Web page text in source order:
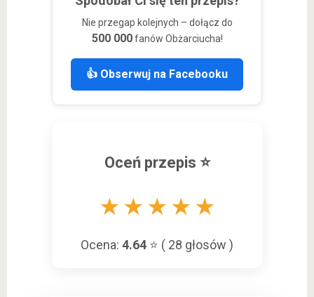
lodów), aby masa nie chłonęła zapachów z zamrażarki i
nie pokrywała się szronem. Choć szczerze mówiąc... u
nas znikają zazwyczaj w 1-2 dni!
Nie przegap kolejnych – dołącz do
500 000fanów Obżarciucha!
👍 Obserwuj na Facebooku
Oceń przepis ⭐
★ ★ ★ ★ ★
Ocena: 4.64 ⭐ ( 28 głosów )